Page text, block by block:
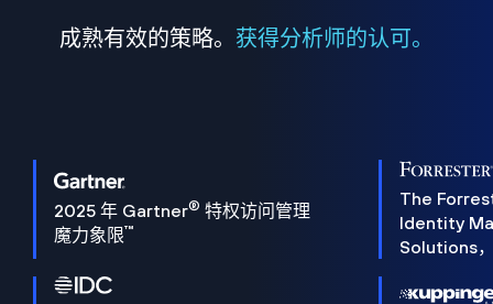
成熟有效的策略。 获得分析师的认可。
2025 年 Gartner® 特权访问管理
魔力象限™
The
Identity
Solutions